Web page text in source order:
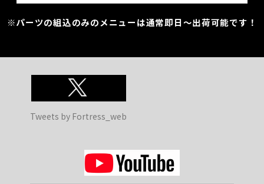
※パーツの組込のみのメニューは通常即日～出荷可能です！
Tweets by Fortress_web